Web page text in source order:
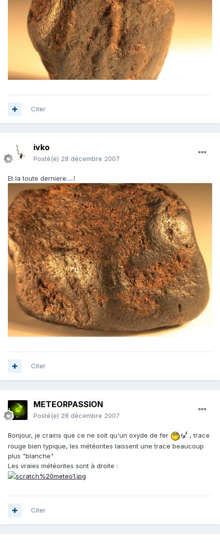
Citer
ivko
Posté(e) 28 décembre 2007
Et la toute derniere.....!
Citer
METEORPASSION
Posté(e) 28 décembre 2007
Bonjour, je crains que ce ne soit qu'un oxyde de fer
, trace
rouge bien typique, les météorites laissent une trace beaucoup
plus "blanche"
Les vraies météorites sont à droite :
Citer